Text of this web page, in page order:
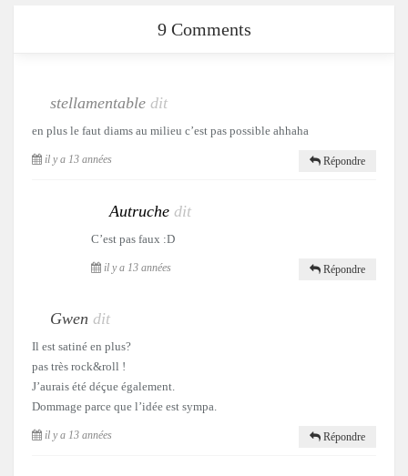
9 Comments
stellamentable dit
en plus le faut diams au milieu c’est pas possible ahhaha
il y a 13 années Répondre
Autruche dit
C’est pas faux :D
il y a 13 années Répondre
Gwen dit
Il est satiné en plus?
pas très rock&roll !
J’aurais été déçue également.
Dommage parce que l’idée est sympa.
il y a 13 années Répondre